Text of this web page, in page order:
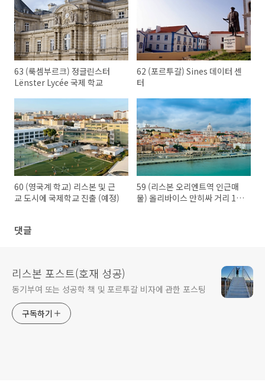
63 (룩셈부르크) 정글린스터
Lënster Lycée 국제 학교
62 (포르투갈) Sines 데이터 센
터
60 (영국계 학교) 리스본 및 근
교 도시에 국제학교 진출 (예정)
59 (리스본 오리엔트역 인근매
물) 올리바이스 만히싸 거리 10
댓글
리스본 포스트(호재 성공)
동기부여 또는 성공학 책 및 포르투갈 비자에 관한 포스팅
구독하기